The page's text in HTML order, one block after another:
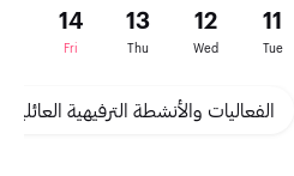
11
Tue
12
Wed
13
Thu
14
Fri
الفعاليات والأنشطة الترفيهية العائلية